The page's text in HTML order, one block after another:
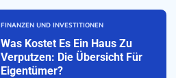
FINANZEN UND INVESTITIONEN
Was Kostet Es Ein Haus Zu
Verputzen: Die Übersicht Für
Eigentümer?